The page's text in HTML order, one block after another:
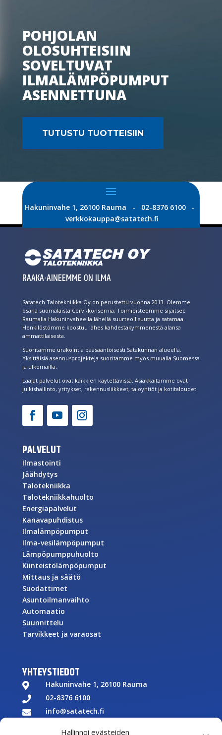
Hallinnoi evästeiden
POHJOLAN
OLOSUHTEISIIN
SOVELTUVAT
ILMALÄMPÖPUMPUT
ASENNETTUNA
TUTUSTU TUOTTEISIIN
Hakuninvahe 1, 26100 Rauma - 02-8376 6100 -
verkkokauppa@satatech.fi
RAAKA-AINEEMME ON ILMA
Satatech Talotekniikka Oy on perustettu vuonna 2013. Olemme
osana suomalaista Cervi-konsernia. Toimipisteemme sijaitsee
Raumalla Hakuninvaheella lähellä suurteollisuutta ja satamaa.
Henkilöstömme koostuu lähes kahdestakymmenestä alansa
ammattilaisesta.
Suoritamme urakointia pääsääntöisesti Satakunnan alueella.
Yksittäisiä asennusprojekteja suoritamme myös muualla Suomessa
ja ulkomailla.
Laajat palvelut ovat kaikkien käytettävissä. Asiakkaitamme ovat
julkishallinto, yritykset, rakennusliikkeet, taloyhtiöt ja kotitaloudet.
PALVELUT
Ilmastointi
Jäähdytys
Talotekniikka
Talotekniikkahuolto
Energiapalvelut
Kanavapuhdistus
Ilmalämpöpumput
Ilma-vesilämpöpumput
Lämpöpumppuhuolto
Kiinteistölämpöpumput
Mittaus ja säätö
Suodattimet
Asuntoilmanvaihto
Automaatio
Suunnittelu
Tarvikkeet ja varaosat
YHTEYSTIEDOT
 Hakuninvahe 1, 26100 Rauma
 02-8376 6100
 info@satatech.fi